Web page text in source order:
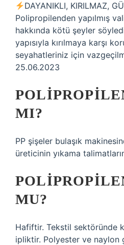
DAYANIKLI, KIRILMAZ,
Polipropilenden yapılmış
hakkında kötü şeyler
yapısıyla kırılmaya karşı
seyahatleriniz için
25.06.2023
MI?
PP şişeler bulaşık
üreticinin yıkama
MU?
Hafiftir. Tekstil sektöründe
ipliktir. Polyester ve naylon